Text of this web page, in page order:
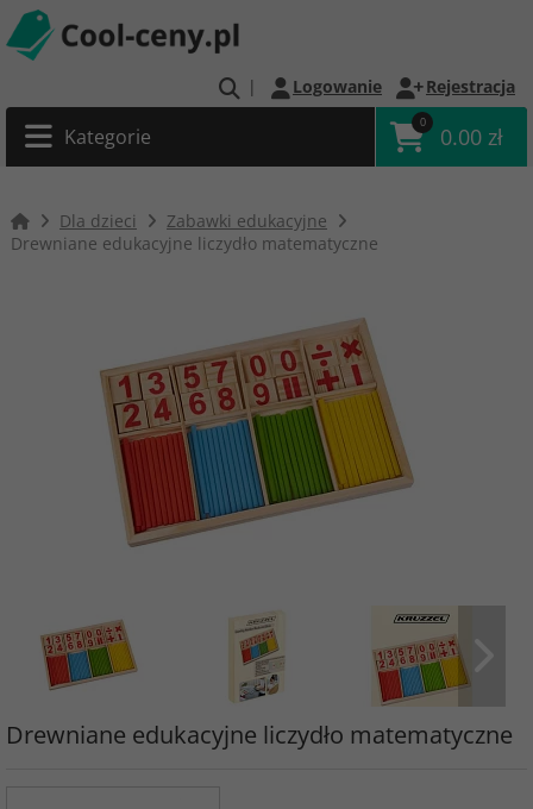
| Logowanie Rejestracja
Kategorie
0
0.00 zł
Dla dzieci
Zabawki edukacyjne
Drewniane edukacyjne liczydło matematyczne
Drewniane edukacyjne liczydło matematyczne